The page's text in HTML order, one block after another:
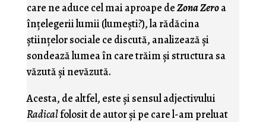
care ne aduce cel mai aproape deZona Zeroa
înţelegerii lumii (lumeşti?), la rădăcina
ştiinţelor sociale ce discută, analizează şi
sondează lumea în care trăim şi structura sa
văzută şi nevăzută.
Acesta, de altfel, este şi sensul adjectivului
Radicalfolosit de autor şi pe care l-am preluat